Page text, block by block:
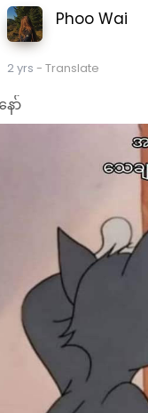
Phoo Wai
2 yrs - Translate
ော်